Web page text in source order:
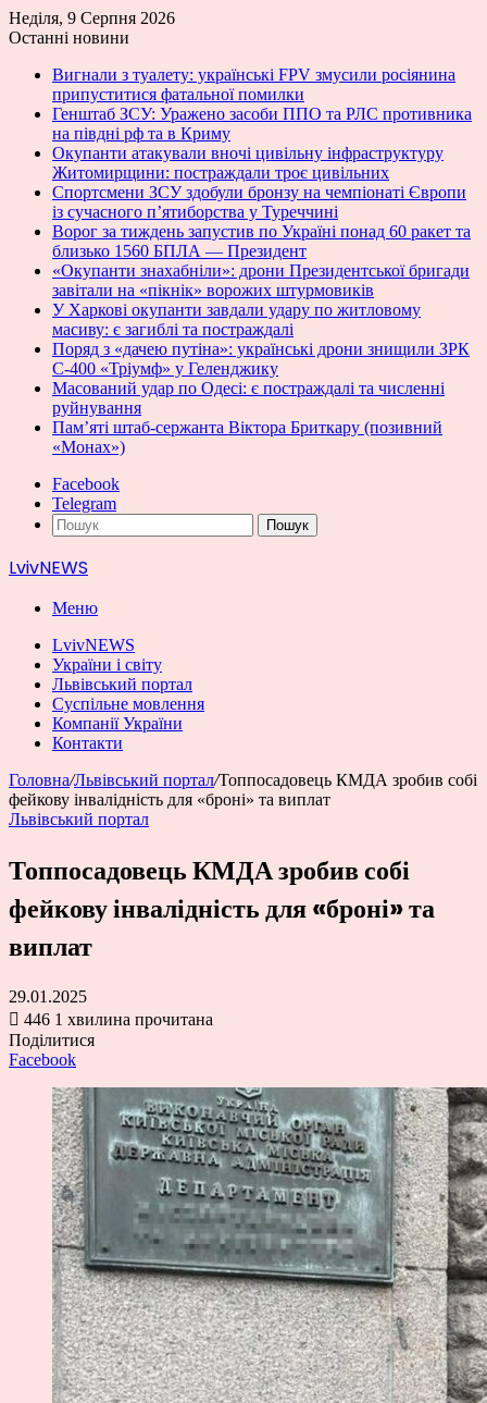
Неділя, 9 Серпня 2026
Останні новини
Вигнали з туалету: українські FPV змусили росіянина
припуститися фатальної помилки
Генштаб ЗСУ: Уражено засоби ППО та РЛС противника
на півдні рф та в Криму
Окупанти атакували вночі цивільну інфраструктуру
Житомирщини: постраждали троє цивільних
Спортсмени ЗСУ здобули бронзу на чемпіонаті Європи
із сучасного п’ятиборства у Туреччині
Ворог за тиждень запустив по Україні понад 60 ракет та
близько 1560 БПЛА — Президент
«Окупанти знахабніли»: дрони Президентської бригади
завітали на «пікнік» ворожих штурмовиків
У Харкові окупанти завдали удару по житловому
масиву: є загиблі та постраждалі
Поряд з «дачею путіна»: українські дрони знищили ЗРК
С-400 «Тріумф» у Геленджику
Масований удар по Одесі: є постраждалі та численні
руйнування
Пам’яті штаб-сержанта Віктора Бриткару (позивний
«Монах»)
Facebook
Telegram
Пошук
LvivNEWS
Меню
LvivNEWS
України і світу
Львівський портал
Суспільне мовлення
Компанії України
Контакти
Головна/Львівський портал/Топпосадовець КМДА зробив собі
фейкову інвалідність для «броні» та виплат
Львівський портал
Топпосадовець КМДА зробив собі
фейкову інвалідність для «броні» та
виплат
29.01.2025
446 1 хвилина прочитана
Поділитися
Facebook